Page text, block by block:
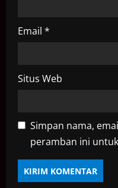
Email *
Situs Web
Simpan nama,
peramban ini